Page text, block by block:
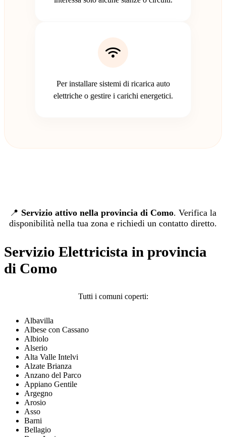
Per installare sistemi di ricarica auto
elettriche o gestire i carichi energetici.
📍 Servizio attivo nella provincia di Como. Verifica la
disponibilità nella tua zona e richiedi un contatto diretto.
Servizio Elettricista in provincia
di Como
Tutti i comuni coperti:
Albavilla
Albese con Cassano
Albiolo
Alserio
Alta Valle Intelvi
Alzate Brianza
Anzano del Parco
Appiano Gentile
Argegno
Arosio
Asso
Barni
Bellagio